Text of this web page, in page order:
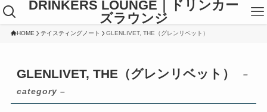
DRINKERS LOUNGE｜ドリンカー
ズラウンジ
HOME テイスティングノート GLENLIVET, THE（グレンリベット）
GLENLIVET, THE（グレンリベット）
–
category –